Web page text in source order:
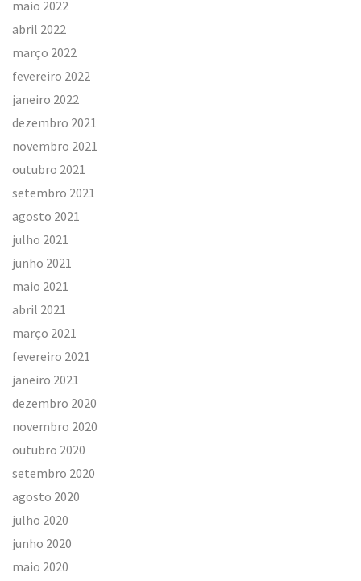
maio 2022
abril 2022
março 2022
fevereiro 2022
janeiro 2022
dezembro 2021
novembro 2021
outubro 2021
setembro 2021
agosto 2021
julho 2021
junho 2021
maio 2021
abril 2021
março 2021
fevereiro 2021
janeiro 2021
dezembro 2020
novembro 2020
outubro 2020
setembro 2020
agosto 2020
julho 2020
junho 2020
maio 2020